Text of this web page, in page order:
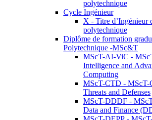
polytechnique
Cycle Ingénieur
X - Titre d’Ingénieur
polytechnique
Diplôme de formation
Polytechnique -MSc&T
MScT-AI-ViC -
Intelligence and
Computing
MScT-CTD - MScT-
Threats and Defenses
MScT-DDDF -
Data and Finance